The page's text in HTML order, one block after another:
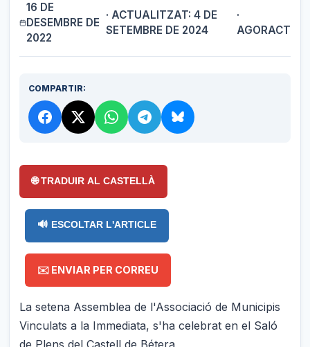
16 DE
DESEMBRE DE
2022
· ACTUALITZAT: 4 DE
SETEMBRE DE 2024
·
AGORACT
COMPARTIR:
🌐 TRADUIR AL CASTELLÀ
🔊 ESCOLTAR L'ARTICLE
✉️ ENVIAR PER CORREU
La setena Assemblea de l'Associació de Municipis
Vinculats a la Immediata, s'ha celebrat en el Saló
de Plens del Castell de Bétera.